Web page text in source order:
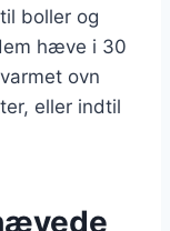
boller og
hæve i 30
ovn
eller indtil